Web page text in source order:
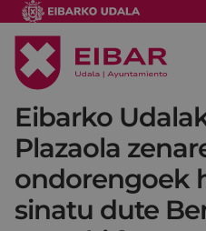
Eibarko
Plazaola
ondorengoek
sinatu dute